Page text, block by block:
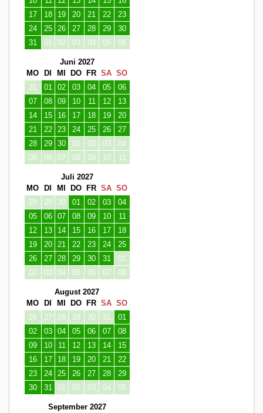
17
18 19 20 21 22
23
24
25 26 27 28 29
30
31
01 02 03 04 05 06
Juni 2027
MO
DI MI DO FR SA SO
31
01 02 03 04 05
06
07
08 09 10 11 12
13
14
15 16 17 18 19
20
21
22 23 24 25 26
27
28
29 30 01 02 03
04
05
06 07 08 09 10 11
Juli 2027
MO
DI MI DO FR SA SO
28
29 30 01 02 03
04
05
06 07 08 09 10
11
12
13 14 15 16 17
18
19
20 21 22 23 24
25
26
27 28 29 30 31
01
02
03 04 05 06 07 08
August 2027
MO
DI MI DO FR SA SO
26
27 28 29 30 31
01
02
03 04 05 06 07
08
09
10 11 12 13 14
15
16
17 18 19 20 21
22
23
24 25 26 27 28
29
30
31 01 02 03 04 05
September 2027